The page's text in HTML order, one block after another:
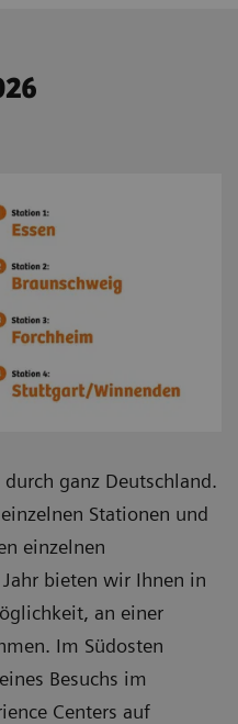
ganz Deutschland.
Stationen und
einzelnen
bieten wir Ihnen in
an einer
Im Südosten
Besuchs im
Centers auf